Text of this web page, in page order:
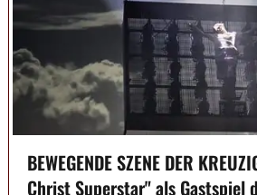
BEWEGENDE SZENE DER
Christ Superstar" als Gastspiel